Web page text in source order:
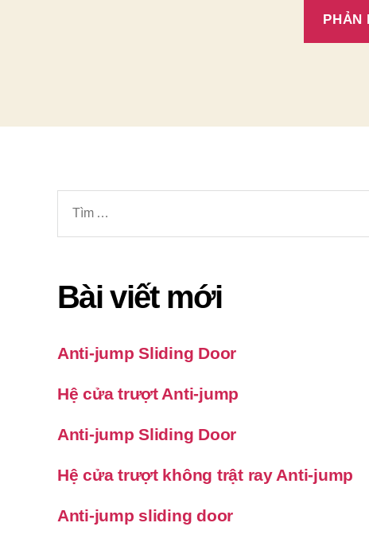
kiếm
cho:
Bài viết mới
Anti-jump Sliding Door
Hệ cửa trượt Anti-jump
Anti-jump Sliding Door
Hệ cửa trượt không trật ray Anti-jump
Anti-jump sliding door